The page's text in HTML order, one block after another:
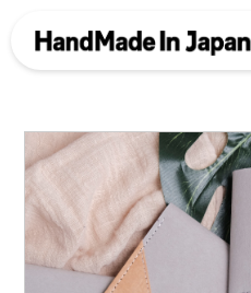
Photo Gallery
中文